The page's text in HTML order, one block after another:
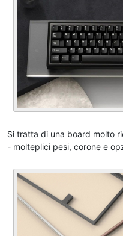
Si tratta di una board molto
- molteplici pesi, corone e